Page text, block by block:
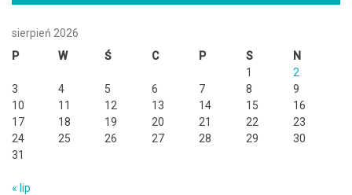
sierpień 2026
P
W Ś C P S
N
1
2
3
4 5 6 7 8
9
10
11 12 13 14 15
16
17
18 19 20 21 22
23
24
25 26 27 28 29
30
31
« lip